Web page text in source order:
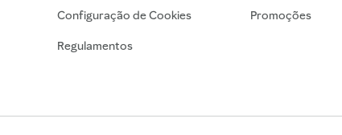
Configuração de Cookies
Regulamentos
Promoções